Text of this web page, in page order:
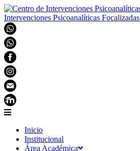
Intervenciones Psicoanalíticas Focalizadas
Inicio
Institucional
Área Académica